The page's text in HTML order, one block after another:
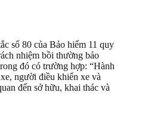
số 80 của Bảo hiểm 11 quy
nhiệm bồi thường bảo
đó có trường hợp: “Hành
người điều khiển xe và
đến sở hữu, khai thác và